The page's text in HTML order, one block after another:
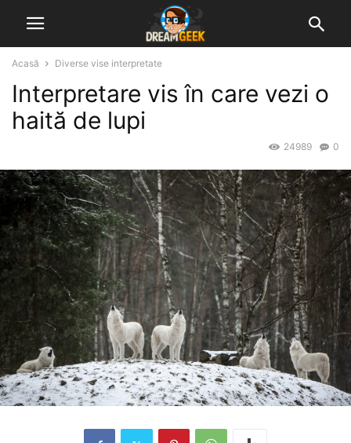
Acasă Diverse vise interpretate
Interpretare vis în care vezi o
haită de lupi
0
24989